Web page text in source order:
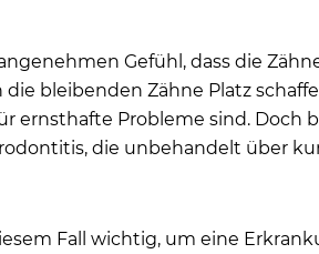
Gefühl, dass die
bleibenden Zähne Platz
ernsthafte Probleme sind. Doch
die unbehandelt über
Fall wichtig, um eine